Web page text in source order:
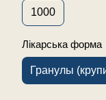
1000
Лікарська форма
Гранулы